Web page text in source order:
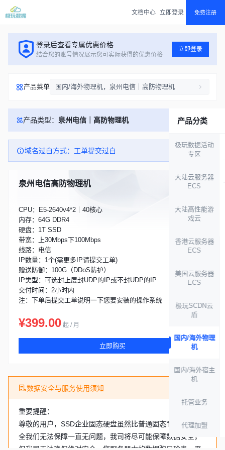
文档中心 立即登录 免费注册
登录后查看专属优惠价格
结合您的账号情况展示您可实际获得的优惠价格
立即登录
产品菜单 国内/海外物理机，泉州电信｜高防物理机
产品分类
极玩数据活动
专区
大陆云服务器
ECS
大陆高性能游
戏云
香港云服务器
ECS
美国云服务器
ECS
极玩SCDN云
盾
国内/海外物理
机
国内/海外宿主
机
托管业务
代理加盟
产品类型： 泉州电信｜高防物理机
域名过白方式：工单提交过白
泉州电信高防物理机 库存 9
CPU：E5-2640v4*2｜40核心
内存：64G DDR4
硬盘：1T SSD
带宽：上30Mbps下100Mbps
线路：电信
IP数量：1个(需更多IP请提交工单)
赠送防御：100G（DDoS防护）
IP类型：可选封上层封UDP的IP或不封UDP的IP
交付时间：2小时内
注：下单后提交工单说明一下您要安装的操作系统
¥399.00 起 / 月
立即购买
数据安全与服务使用须知
重要提醒：
尊敬的用户，SSD企业固态硬盘虽然比普通固态耐用但是安
全我们无法保障一直无问题，我司将尽可能保障数据安全，